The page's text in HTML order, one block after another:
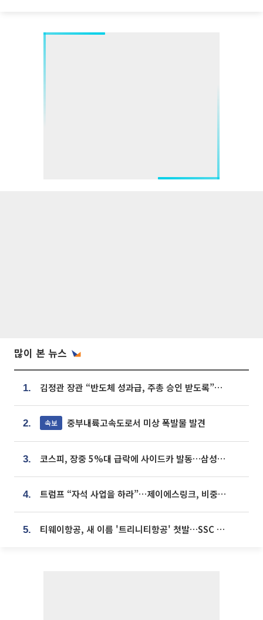
많이 본 뉴스
1. 김정관 장관 “반도체 성과급, 주총 승인 받도록”…상법·자본시장법 개정 시사
2. 속보 중부내륙고속도로서 미상 폭발물 발견
3. 코스피, 장중 5%대 급락에 사이드카 발동…삼성·SK 동반 폭락
4. 트럼프 “자석 사업을 하라”…제이에스링크, 비중국 영구자석 공급망 구축 속도
5. 티웨이항공, 새 이름 '트리니티항공' 첫발…SSC 전략 본격화